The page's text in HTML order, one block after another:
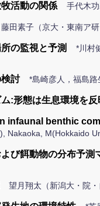
活動の関係 手代木
藤田素子（京大・東南ア
の監視と予測
*川村
討 *島崎彦人，福島路
:形態は生息環境を反
infaunal benthic
Nakaoka, M(Hokkaido
び餌動物の分布予測
望月翔太（新潟大・院